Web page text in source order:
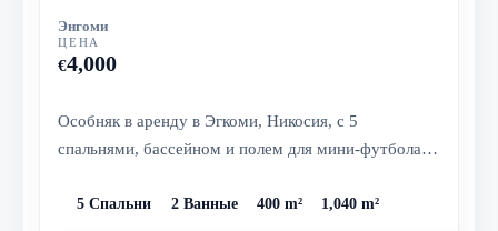
Энгоми
ЦЕНА
€4,000
Особняк в аренду в Эгкоми, Никосия, с 5
спальнями, бассейном и полем для мини-футбола.
5 Спальни 2 Ванные 400 m² 1,040 m²